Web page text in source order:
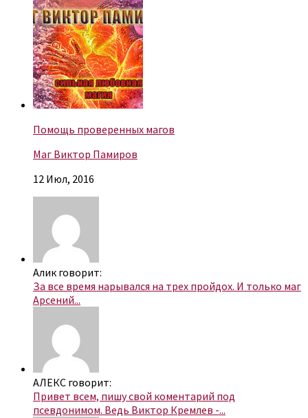
Помощь проверенных магов
Маг Виктор Памиров
12 Июл, 2016
Алик говорит:
За все время нарывался на трех пройдох. И только маг
Арсений...
АЛЕКС говорит:
Привет всем, пишу свой коментарий под
псевдонимом. Ведь Виктор Кремлев -...